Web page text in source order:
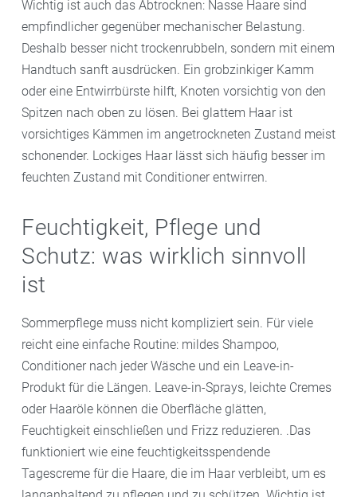
Wichtig ist auch das Abtrocknen: Nasse Haare sind
empfindlicher gegenüber mechanischer Belastung.
Deshalb besser nicht trockenrubbeln, sondern mit einem
Handtuch sanft ausdrücken. Ein grobzinkiger Kamm
oder eine Entwirrbürste hilft, Knoten vorsichtig von den
Spitzen nach oben zu lösen. Bei glattem Haar ist
vorsichtiges Kämmen im angetrockneten Zustand meist
schonender. Lockiges Haar lässt sich häufig besser im
feuchten Zustand mit Conditioner entwirren.
Feuchtigkeit, Pflege und
Schutz: was wirklich sinnvoll
ist
Sommerpflege muss nicht kompliziert sein. Für viele
reicht eine einfache Routine: mildes Shampoo,
Conditioner nach jeder Wäsche und ein Leave-in-
Produkt für die Längen. Leave-in-Sprays, leichte Cremes
oder Haaröle können die Oberfläche glätten,
Feuchtigkeit einschließen und Frizz reduzieren. .Das
funktioniert wie eine feuchtigkeitsspendende
Tagescreme für die Haare, die im Haar verbleibt, um es